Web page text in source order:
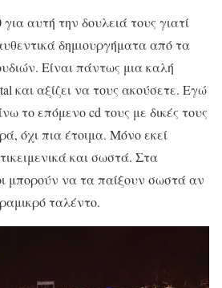
αυτή την δουλειά τους γιατί
δημιουργήματα από τα
Είναι πάντως μια καλή
και αξίζει να τους ακούσετε. Εγώ
το επόμενο cd τους με δικές τους
όχι πια έτοιμα. Μόνο εκεί
και σωστά. Στα
μπορούν να τα παίξουν σωστά αν
ταλέντο.